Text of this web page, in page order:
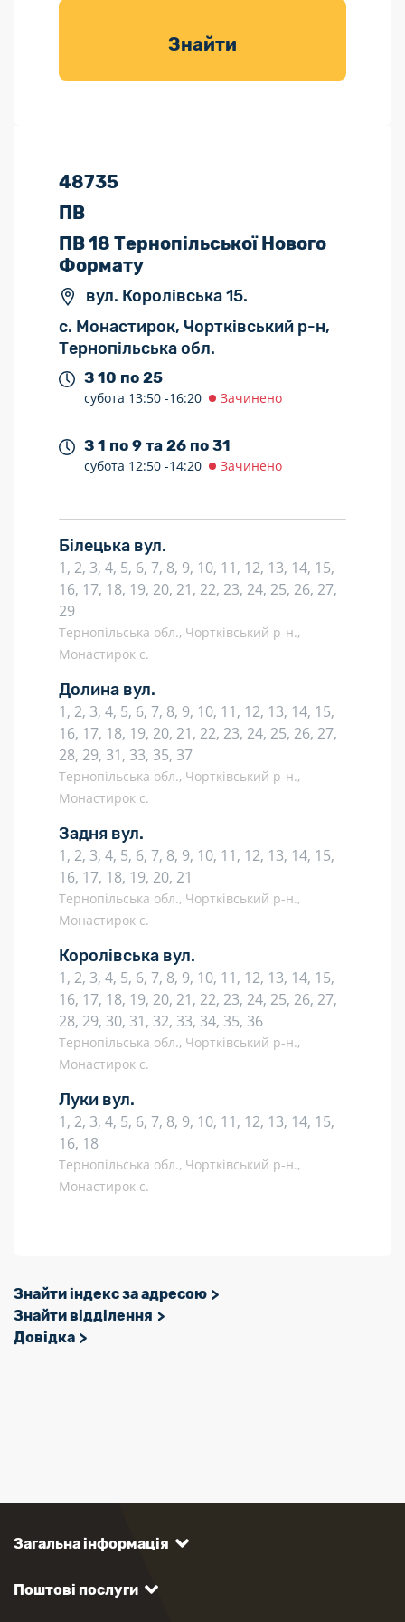
товарів для
Знайти
48735
ПВ
ПВ 18 Тернопільської Нового
Формату
вул. Королівська 15.
с. Монастирок, Чортківський р-н,
Тернопільська обл.
З 10 по 25
субота 13:50 -16:20 Зачинено
З 1 по 9 та 26 по 31
субота 12:50 -14:20 Зачинено
Білецька вул.
1, 2, 3, 4, 5, 6, 7, 8, 9, 10, 11, 12, 13, 14, 15,
16, 17, 18, 19, 20, 21, 22, 23, 24, 25, 26, 27,
29
Тернопільська обл., Чортківський р-н.,
Монастирок с.
Долина вул.
1, 2, 3, 4, 5, 6, 7, 8, 9, 10, 11, 12, 13, 14, 15,
16, 17, 18, 19, 20, 21, 22, 23, 24, 25, 26, 27,
28, 29, 31, 33, 35, 37
Тернопільська обл., Чортківський р-н.,
Монастирок с.
Задня вул.
1, 2, 3, 4, 5, 6, 7, 8, 9, 10, 11, 12, 13, 14, 15,
16, 17, 18, 19, 20, 21
Тернопільська обл., Чортківський р-н.,
Монастирок с.
Королівська вул.
1, 2, 3, 4, 5, 6, 7, 8, 9, 10, 11, 12, 13, 14, 15,
16, 17, 18, 19, 20, 21, 22, 23, 24, 25, 26, 27,
28, 29, 30, 31, 32, 33, 34, 35, 36
Тернопільська обл., Чортківський р-н.,
Монастирок с.
Луки вул.
1, 2, 3, 4, 5, 6, 7, 8, 9, 10, 11, 12, 13, 14, 15,
16, 18
Тернопільська обл., Чортківський р-н.,
Монастирок с.
Знайти індекс за адресою
Знайти відділення
Довідка
Загальна інформація
Поштові послуги